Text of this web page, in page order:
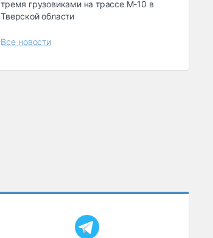
тремя грузовиками на трассе М-10 в
Тверской области
Все новости